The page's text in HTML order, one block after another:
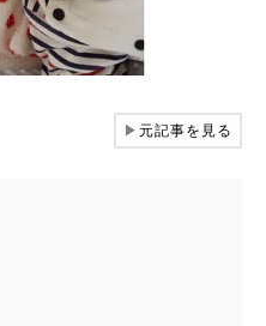
▶元記事を見る